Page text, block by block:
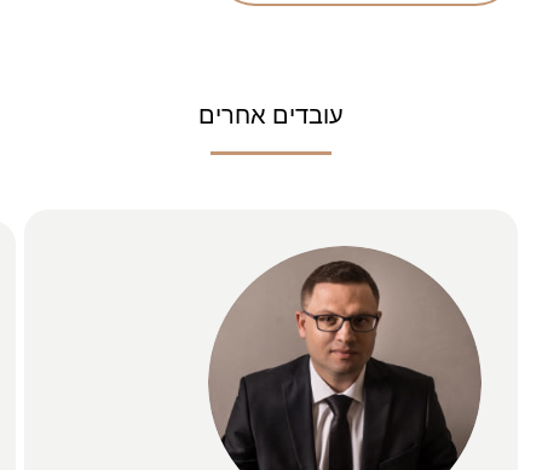
עובדים אחרים